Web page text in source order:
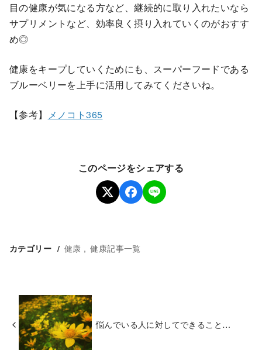
目の健康が気になる方など、継続的に取り入れたいなら
サプリメントなど、効率良く摂り入れていくのがおすす
め◎
健康をキープしていくためにも、スーパーフードである
ブルーベリーを上手に活用してみてくださいね。
【参考】 メノコト365
このページをシェアする
カテゴリー 健康 健康記事一覧
悩んでいる人に対してできること…